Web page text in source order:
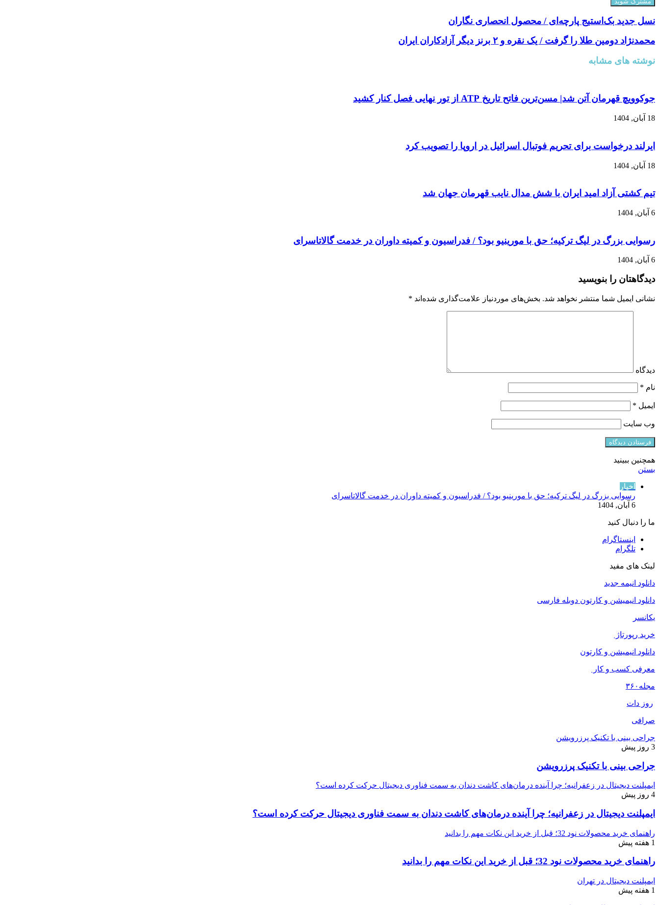
نسل جدید بک‌استیج پارچه‌ای / محصول انحصاری نگاران
محمدنژاد دومین طلا را گرفت / یک نقره و ۲ برنز دیگر آزادکاران ایران
نوشته های مشابه
جوکوویچ قهرمان آتن شد| مسن‌ترین فاتح تاریخ ATP از تور نهایی فصل کنار کشید
18 آبان, 1404
ایرلند درخواست برای تحریم فوتبال اسرائیل در اروپا را تصویب کرد
18 آبان, 1404
تیم کشتی آزاد امید ایران با شش مدال نایب قهرمان جهان شد
6 آبان, 1404
رسوایی بزرگ در لیگ ترکیه؛ حق با مورینیو بود؟ / فدراسیون و کمیته داوران در خدمت گالاتاسرای
6 آبان, 1404
دیدگاهتان را بنویسید
نشانی ایمیل شما منتشر نخواهد شد. بخش‌های موردنیاز علامت‌گذاری شده‌اند *
دیدگاه
نام *
ایمیل *
وب‌ سایت
همچنین ببینید
بستن
اخبار
رسوایی بزرگ در لیگ ترکیه؛ حق با مورینیو بود؟ / فدراسیون و کمیته داوران در خدمت گالاتاسرای
6 آبان, 1404
ما را دنبال کنید
اینستاگرام
تلگرام
لینک های مفید
دانلود انیمه جدید
دانلود انیمیشن و کارتون دوبله فارسی
یکانسر
خرید رپورتاژ
دانلود انیمیشن و کارتون
معرفی کسب و کار
مجله ۳۶۰
روز دات
صرافی
جراحی بینی با تکنیک پرزرویشن
3 روز پیش
جراحی بینی با تکنیک پرزرویشن
ایمپلنت دیجیتال در زعفرانیه؛ چرا آینده درمان‌های کاشت دندان به سمت فناوری دیجیتال حرکت کرده است؟
4 روز پیش
ایمپلنت دیجیتال در زعفرانیه؛ چرا آینده درمان‌های کاشت دندان به سمت فناوری دیجیتال حرکت کرده است؟
راهنمای خرید محصولات نود 32؛ قبل از خرید این نکات مهم را بدانید
1 هفته پیش
راهنمای خرید محصولات نود 32؛ قبل از خرید این نکات مهم را بدانید
ایمپلنت دیجیتال در تهران
1 هفته پیش